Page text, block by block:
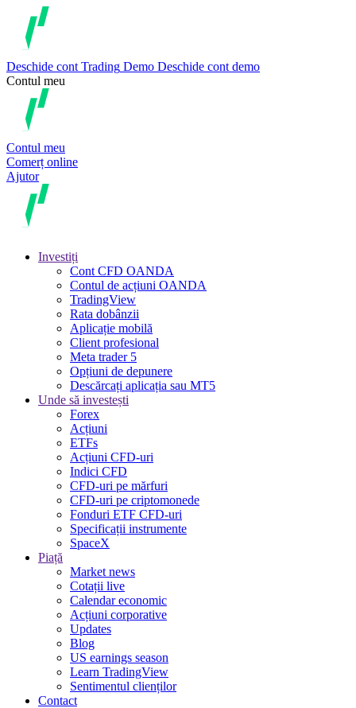
Deschide cont Trading Demo Deschide cont demo
Contul meu
Contul meu
Comerț online
Ajutor
Investiți
Cont CFD OANDA
Contul de acțiuni OANDA
TradingView
Rata dobânzii
Aplicație mobilă
Client profesional
Meta trader 5
Opțiuni de depunere
Descărcați aplicația sau MT5
Unde să investești
Forex
Acțiuni
ETFs
Acțiuni CFD-uri
Indici CFD
CFD-uri pe mărfuri
CFD-uri pe criptomonede
Fonduri ETF CFD-uri
Specificații instrumente
SpaceX
Piață
Market news
Cotații live
Calendar economic
Acțiuni corporative
Updates
Blog
US earnings season
Learn TradingView
Sentimentul clienților
Contact